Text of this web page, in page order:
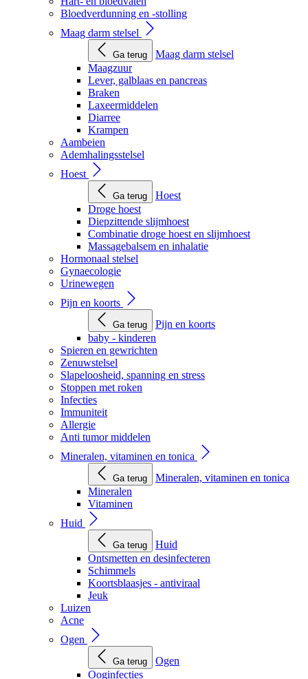
Bloedverdunning en -stolling
Maag darm stelsel
Ga terug
Maag darm stelsel
Maagzuur
Lever, galblaas en pancreas
Braken
Laxeermiddelen
Diarree
Krampen
Aambeien
Ademhalingsstelsel
Hoest
Ga terug
Hoest
Droge hoest
Diepzittende slijmhoest
Combinatie droge hoest en slijmhoest
Massagebalsem en inhalatie
Hormonaal stelsel
Gynaecologie
Urinewegen
Pijn en koorts
Ga terug
Pijn en koorts
baby - kinderen
Spieren en gewrichten
Zenuwstelsel
Slapeloosheid, spanning en stress
Stoppen met roken
Infecties
Immuniteit
Allergie
Anti tumor middelen
Mineralen, vitaminen en tonica
Ga terug
Mineralen, vitaminen en tonica
Mineralen
Vitaminen
Huid
Ga terug
Huid
Ontsmetten en desinfecteren
Schimmels
Koortsblaasjes - antiviraal
Jeuk
Luizen
Acne
Ogen
Ga terug
Ogen
Ooginfecties